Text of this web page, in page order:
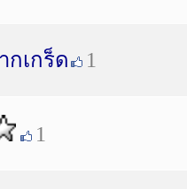
กเกร็ด 1
1